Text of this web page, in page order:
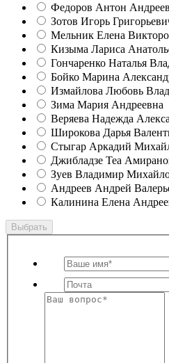
Федоров Антон
Зотов Игорь
Мельник Елена
Кизыма Лариса
Гончаренко Наталья
Бойко Марина
Измайлова Любовь
Зима Мария Андреевна
Веряева Надежда
Широкова Дарья
Стыгар Аркадий
Джибладзе Теа
Зуев Владимир
Андреев Андрей
Калинина Елена
Выбрать